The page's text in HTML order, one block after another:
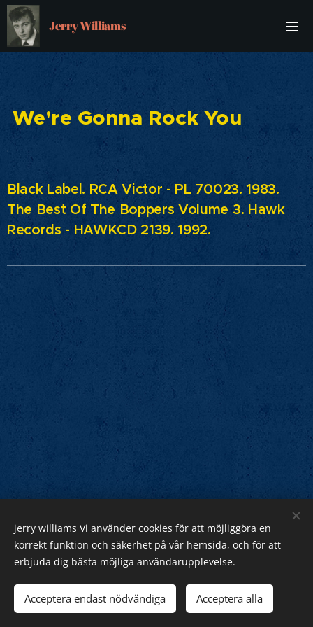
Jerry Williams
We're Gonna Rock You
.
Black Label. RCA Victor - PL 70023. 1983.
The Best Of The Boppers Volume 3. Hawk
Records - HAWKCD 2139. 1992.
Jerry Williams
Sveriges Rock Kung.
Webnode Cookies
jerry williams Vi använder cookies för att möjliggöra en
korrekt funktion och säkerhet på vår hemsida, och för att
erbjuda dig bästa möjliga användarupplevelse.
Acceptera endast nödvändiga Acceptera alla